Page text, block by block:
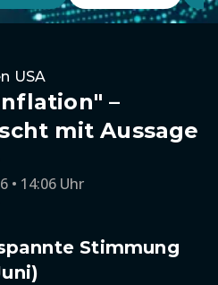
USA
–
mit Aussage
• 14:06 Uhr
Stimmung